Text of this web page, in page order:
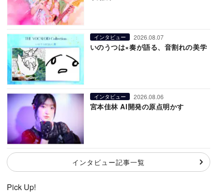
インタビュー 2026.08.07
いのうつは×奏が語る、音割れの美学
インタビュー 2026.08.06
宮本佳林 AI開発の原点明かす
インタビュー記事一覧
Pick Up!